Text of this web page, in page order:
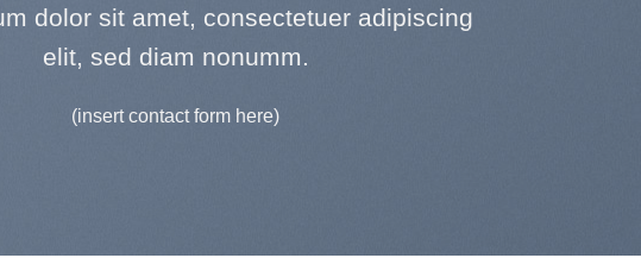
dolor sit amet, consectetuer adipiscing
elit, sed diam nonumm.
(insert contact form here)